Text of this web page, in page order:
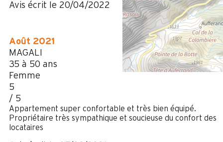
Avis écrit le 20/04/2022
Août 2021
MAGALI
35 à 50 ans
Femme
5
/ 5
Appartement super confortable et très bien équipé.
Propriétaire très sympathique et soucieuse du confort des
locataires